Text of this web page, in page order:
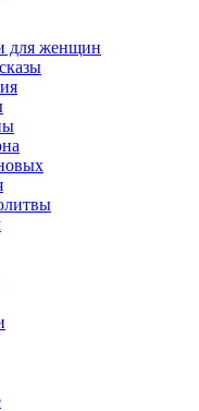
для женщин